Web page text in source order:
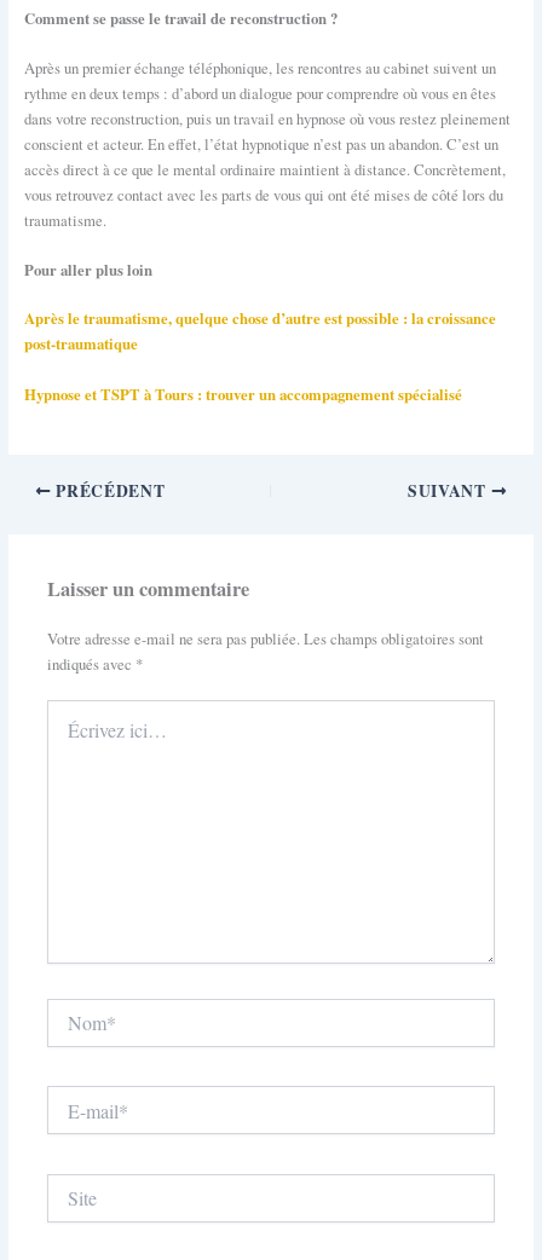
Comment se passe le travail de reconstruction ?
Après un premier échange téléphonique, les rencontres au cabinet suivent un
rythme en deux temps : d’abord un dialogue pour comprendre où vous en êtes
dans votre reconstruction, puis un travail en hypnose où vous restez pleinement
conscient et acteur. En effet, l’état hypnotique n’est pas un abandon. C’est un
accès direct à ce que le mental ordinaire maintient à distance. Concrètement,
vous retrouvez contact avec les parts de vous qui ont été mises de côté lors du
traumatisme.
Pour aller plus loin
Après le traumatisme, quelque chose d’autre est possible : la croissance
post-traumatique
Hypnose et TSPT à Tours : trouver un accompagnement spécialisé
PRÉCÉDENT SUIVANT
Laisser un commentaire
Votre adresse e-mail ne sera pas publiée. Les champs obligatoires sont
indiqués avec *
ici…
mail*